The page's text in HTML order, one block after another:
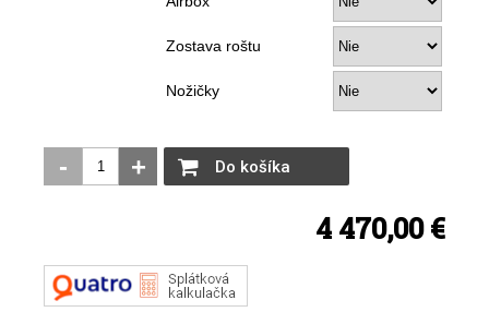
Zostava roštu
Nožičky
- + Do košíka
4 470,00 €